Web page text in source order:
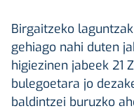
Birgaitzeko
gehiago nahi duten
higiezinen jabeek 21
bulegoetara jo
baldintzei buruzko